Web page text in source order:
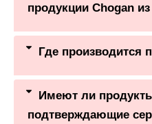
продукции Chogan
Где производится
Имеют ли
подтверждающие